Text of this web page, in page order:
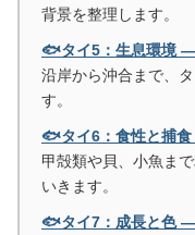
背景を整理します。
🐟タイ5：生息環境
沿岸から沖合まで、
す。
🐟タイ6：食性と捕
甲殻類や貝、小魚ま
いきます。
🐟タイ7：成長と色